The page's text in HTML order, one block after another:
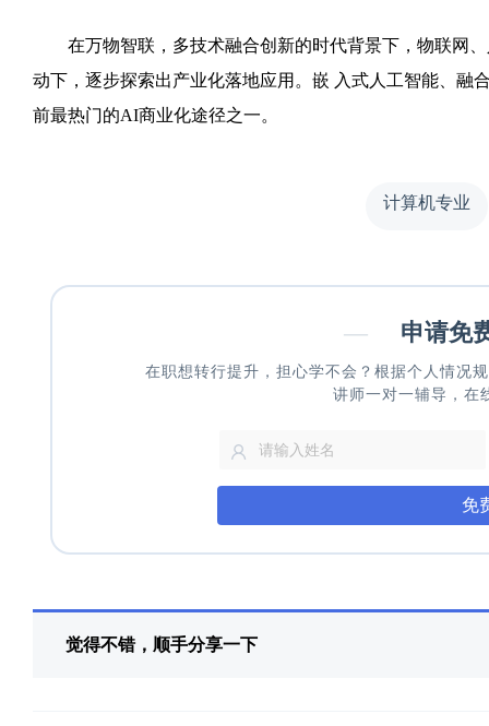
在万物智联，多技术融合创新的时代背景下，物联网、
动下，逐步探索出产业化落地应用。嵌 入式人工智能、融
前最热门的AI商业化途径之一。
计算机专业
— 申请免
在职想转行提升，担心学不会？根据个人情况
讲师一对一辅导，在
免
觉得不错，顺手分享一下